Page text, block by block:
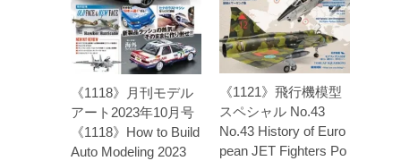
《1118》月刊モデル
アート2023年10月号
《1118》How to Build
Auto Modeling 2023
《1121》飛行機模型
スペシャル No.43
No.43 History of Euro
pean JET Fighters Po